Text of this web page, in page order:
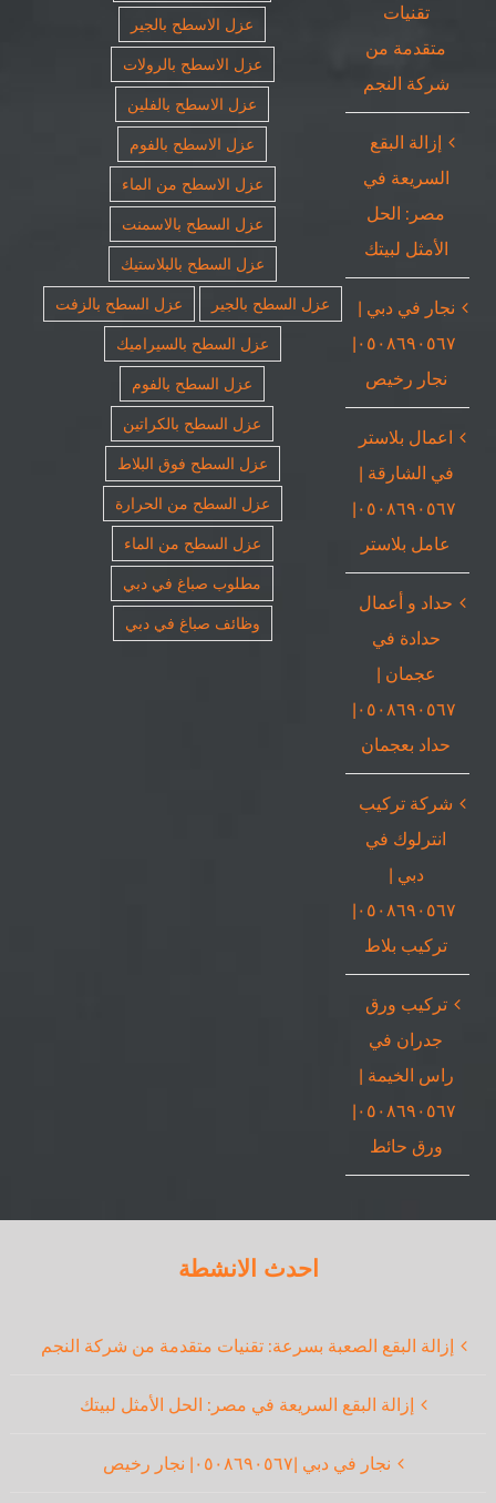
تقنيات
متقدمة من
شركة النجم
إزالة البقع
السريعة في
مصر: الحل
الأمثل لبيتك
نجار في دبي |
٠٥٠٨٦٩٠٥٦٧|
نجار رخيص
اعمال بلاستر
في الشارقة |
٠٥٠٨٦٩٠٥٦٧|
عامل بلاستر
حداد و أعمال
حدادة في
عجمان |
٠٥٠٨٦٩٠٥٦٧|
حداد بعجمان
شركة تركيب
انترلوك في
دبي |
٠٥٠٨٦٩٠٥٦٧|
تركيب بلاط
تركيب ورق
جدران في
راس الخيمة |
٠٥٠٨٦٩٠٥٦٧|
ورق حائط
عزل الاسطح بالجير
عزل الاسطح بالرولات
عزل الاسطح بالفلين
عزل الاسطح بالفوم
عزل الاسطح من الماء
عزل السطح بالاسمنت
عزل السطح بالبلاستيك
عزل السطح بالجير
عزل السطح بالزفت
عزل السطح بالسيراميك
عزل السطح بالفوم
عزل السطح بالكراتين
عزل السطح فوق البلاط
عزل السطح من الحرارة
عزل السطح من الماء
مطلوب صباغ في دبي
وظائف صباغ في دبي
احدث الانشطة
إزالة البقع الصعبة بسرعة: تقنيات متقدمة من شركة النجم
إزالة البقع السريعة في مصر: الحل الأمثل لبيتك
نجار في دبي |٠٥٠٨٦٩٠٥٦٧| نجار رخيص